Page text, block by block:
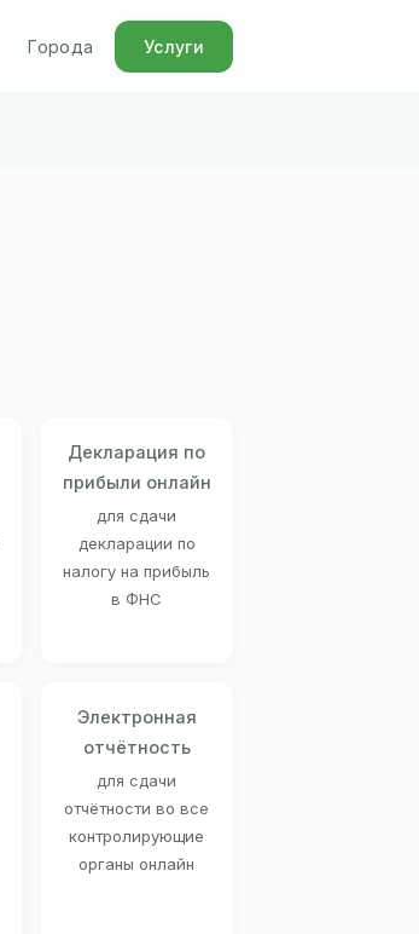
Города Услуги
Декларация по
прибыли онлайн
для сдачи
декларации по
налогу на прибыль
в ФНС
Электронная
отчётность
для сдачи
отчётности во все
контролирующие
органы онлайн